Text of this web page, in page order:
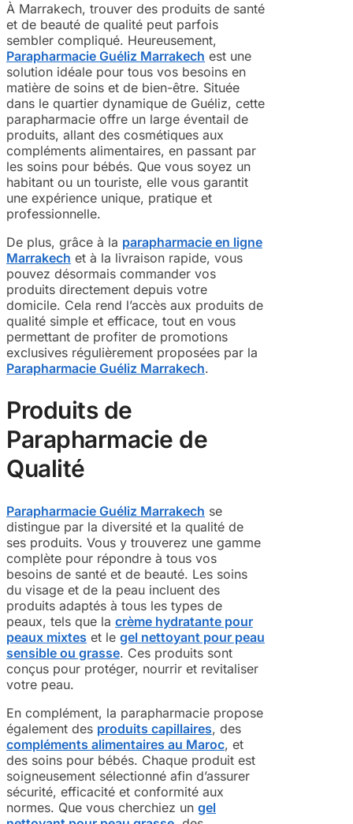
À Marrakech, trouver des produits de santé
et de beauté de qualité peut parfois
sembler compliqué. Heureusement,
Parapharmacie Guéliz Marrakech est une
solution idéale pour tous vos besoins en
matière de soins et de bien-être. Située
dans le quartier dynamique de Guéliz, cette
parapharmacie offre un large éventail de
produits, allant des cosmétiques aux
compléments alimentaires, en passant par
les soins pour bébés. Que vous soyez un
habitant ou un touriste, elle vous garantit
une expérience unique, pratique et
professionnelle.
De plus, grâce à la parapharmacie en ligne
Marrakech et à la livraison rapide, vous
pouvez désormais commander vos
produits directement depuis votre
domicile. Cela rend l’accès aux produits de
qualité simple et efficace, tout en vous
permettant de profiter de promotions
exclusives régulièrement proposées par la
Parapharmacie Guéliz Marrakech.
Produits de
Parapharmacie de
Qualité
Parapharmacie Guéliz Marrakech se
distingue par la diversité et la qualité de
ses produits. Vous y trouverez une gamme
complète pour répondre à tous vos
besoins de santé et de beauté. Les soins
du visage et de la peau incluent des
produits adaptés à tous les types de
peaux, tels que la crème hydratante pour
peaux mixtes et le gel nettoyant pour peau
sensible ou grasse. Ces produits sont
conçus pour protéger, nourrir et revitaliser
votre peau.
En complément, la parapharmacie propose
également des produits capillaires, des
compléments alimentaires au Maroc, et
des soins pour bébés. Chaque produit est
soigneusement sélectionné afin d’assurer
sécurité, efficacité et conformité aux
normes. Que vous cherchiez un gel